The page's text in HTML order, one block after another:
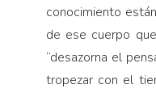
conocimiento
de ese cuerpo
“desazorna el
tropezar con el